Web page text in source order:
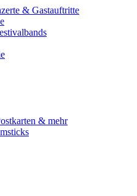
& Gastauftritte
& mehr